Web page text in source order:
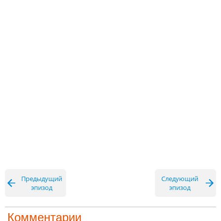
Предыдущий
эпизод
Следующий
эпизод
Комментарии